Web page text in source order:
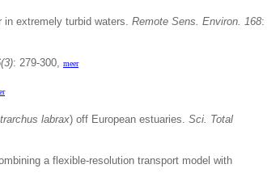
extremely turbid waters. Remote Sens. Environ. 168:
: 279-300, meer
labrax) off European estuaries. Sci. Total
a flexible-resolution transport model with